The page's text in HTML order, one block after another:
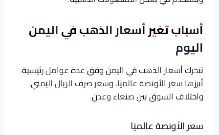
أسباب تغير أسعار الذهب في اليمن
اليوم
تتحرك أسعار الذهب في اليمن وفق عدة عوامل رئيسية،
أبرزها سعر الأونصة عالميًا، وسعر صرف الريال اليمني،
واختلاف السوق بين صنعاء وعدن.
سعر الأونصة عالميًا